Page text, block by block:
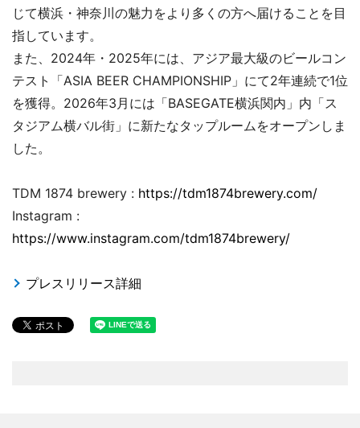
じて横浜・神奈川の魅力をより多くの方へ届けることを目
指しています。
また、2024年・2025年には、アジア最大級のビールコン
テスト「ASIA BEER CHAMPIONSHIP」にて2年連続で1位
を獲得。2026年3月には「BASEGATE横浜関内」内「ス
タジアム横バル街」に新たなタップルームをオープンしま
した。
TDM 1874 brewery : https://tdm1874brewery.com/
Instagram :
https://www.instagram.com/tdm1874brewery/
プレスリリース詳細